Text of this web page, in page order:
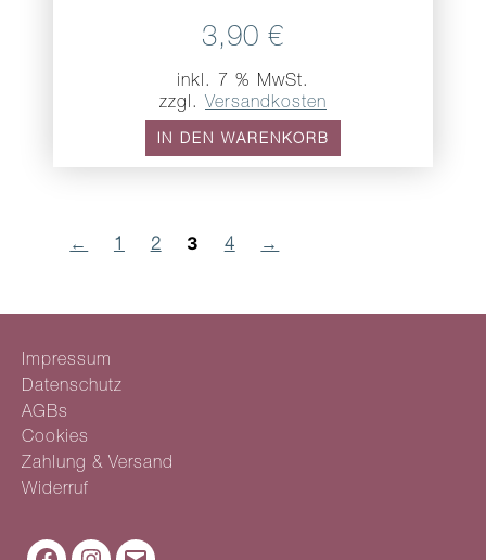
3,90 €
inkl. 7 % MwSt.
zzgl. Versandkosten
IN DEN WARENKORB
← 1 2 3 4 →
Impressum
Datenschutz
AGBs
Cookies
Zahlung & Versand
Widerruf